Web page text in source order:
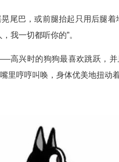
尾巴，或前腿抬起只用后腿着
我一切都听你的”。
高兴时的狗狗最喜欢跳跃，并
里哼哼叫唤，身体优美地扭动